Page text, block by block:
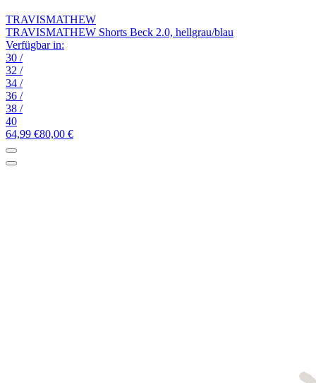
TRAVISMATHEW
TRAVISMATHEW Shorts Beck 2.0, hellgrau/blau
Verfügbar in:
30 /
32 /
34 /
36 /
38 /
40
64,99 €80,00 €